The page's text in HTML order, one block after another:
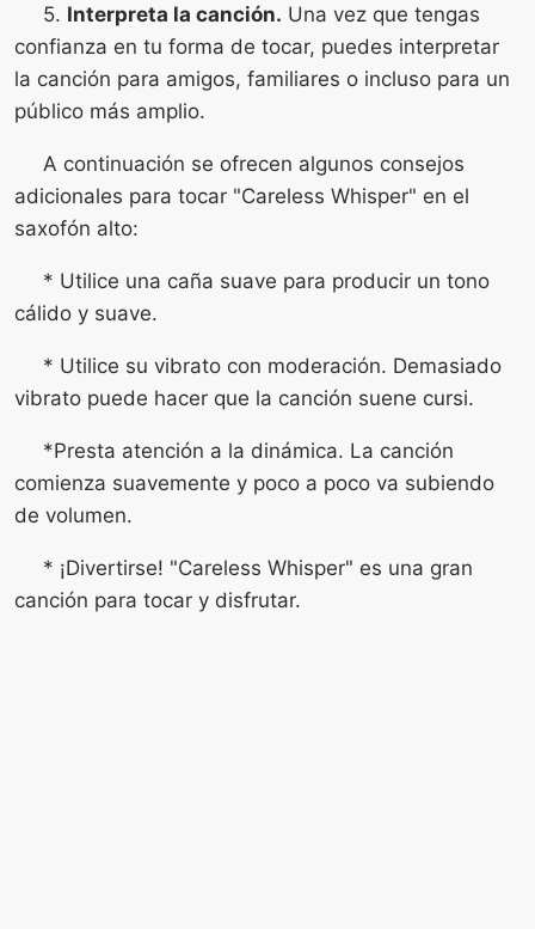
5. Interpreta la canción. Una vez que tengas
confianza en tu forma de tocar, puedes interpretar
la canción para amigos, familiares o incluso para un
público más amplio.
A continuación se ofrecen algunos consejos
adicionales para tocar "Careless Whisper" en el
saxofón alto:
* Utilice una caña suave para producir un tono
cálido y suave.
* Utilice su vibrato con moderación. Demasiado
vibrato puede hacer que la canción suene cursi.
*Presta atención a la dinámica. La canción
comienza suavemente y poco a poco va subiendo
de volumen.
* ¡Divertirse! "Careless Whisper" es una gran
canción para tocar y disfrutar.